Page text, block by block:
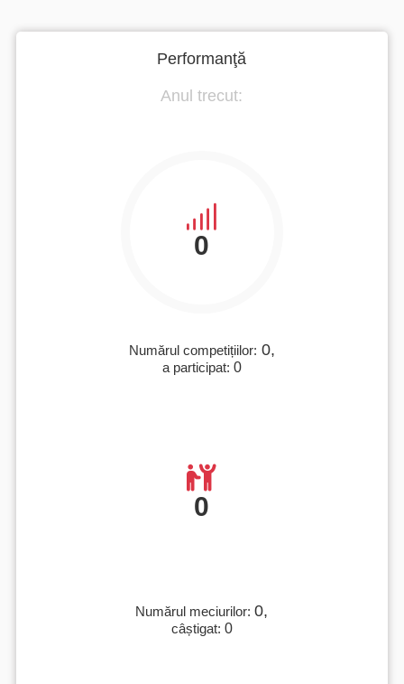
Performanţă
Anul trecut:
0
Numărul competițiilor: 0,
a participat: 0
0
Numărul meciurilor:0,
câștigat: 0